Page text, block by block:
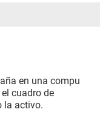
en una compu
cuadro de
la activo.